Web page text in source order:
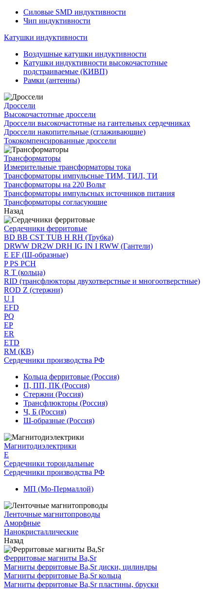
Силовые SMD индуктивности
Чип индуктивности
Катушки индуктивности
Воздушные катушки индуктивности
Катушки индуктивности высокочастотные
подстраиваемые (КИВП)
Рамки (антенны)
Дроссели
Высокочастотные дроссели
Дроссели высокочастотные на гантельных сердечниках
Дроссели накопительные (сглаживающие)
Тококомпенсированные дроссели
Трансформаторы
Измерительные трансформаторы тока
Трансформаторы импульсные ТИМ, ТИЛ, ТИ
Трансформаторы на 220 Вольт
Трансформаторы импульсных источников питания
Трансформаторы согласующие
Назад
Сердечники ферритовые
BD BB CST TUB H RH (Трубка)
DRWW DR2W DRH IG IN I RWW (Гантели)
E EF (Ш-образные)
P PS PCH
R T (кольца)
RID (трансфлюкторы двухотверстные и многоотверстные)
ROD Z (стержни)
U I
EFD
PQ
EP
ER
ETD
RM (КВ)
Сердечники производства РФ
Кольца ферритовые (Россия)
П, ПП, ПК (Россия)
Стержни (Россия)
Трансфлюкторы (Россия)
Ч, Б (Россия)
Ш-образные (Россия)
Магнитодиэлектрики
E
Сердечники тороидальные
Сердечники производства РФ
МП (Мо-Пермаллой)
Ленточные магнитопроводы
Аморфные
Нанокристаллические
Назад
Ферритовые магниты Ba,Sr
Магниты ферритовые Ba,Sr диски, цилиндры
Магниты ферритовые Ba,Sr кольца
Магниты ферритовые Ba,Sr пластины, бруски